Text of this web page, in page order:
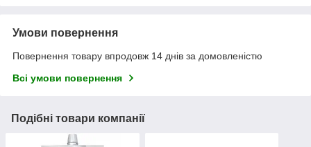
Умови повернення
Повернення товару впродовж 14 днів за домовленістю
Всі умови повернення
Подібні товари компанії